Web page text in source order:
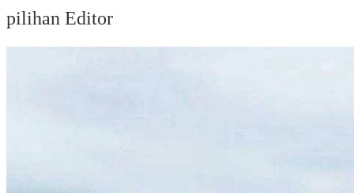
pilihan Editor